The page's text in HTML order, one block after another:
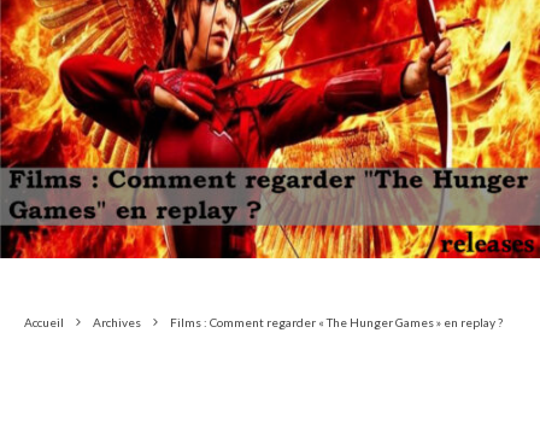
Accueil Archives Films : Comment regarder « The Hunger Games » en replay ?